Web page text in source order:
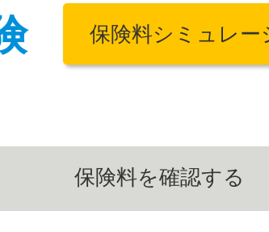
保険料シミュレー
保険料を確認する